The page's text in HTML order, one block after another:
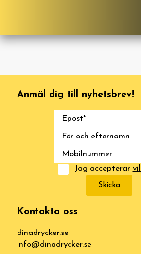
Anmäl dig till nyhetsbrev!
Jag accepterar
Skicka
Kontakta oss
dinadrycker.se
info@dinadrycker.se